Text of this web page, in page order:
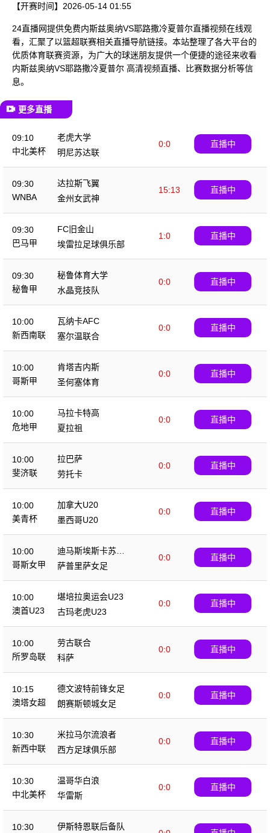
【开赛时间】 2026-05-14 01:55
24直播网提供免费内斯兹奥纳VS耶路撒冷夏普尔直播视频在线观
看，汇聚了以篮超联赛相关直播导航链接。本站整理了各大平台的
优质体育联赛资源，为广大的球迷朋友提供一个便捷的途径来收看
内斯兹奥纳VS耶路撒冷夏普尔 高清视频直播、比赛数据分析等信
息。
更多直播
09:10
中北美杯
老虎大学
0:0
明尼苏达联
直播中
09:30
WNBA
达拉斯飞翼
15:13
金州女武神
直播中
09:30
巴马甲
FC旧金山
1:0
埃雷拉足球俱乐部
直播中
09:30
秘鲁甲
秘鲁体育大学
0:0
水晶竞技队
直播中
10:00
新西南联
瓦纳卡AFC
0:0
塞尔温联合
直播中
10:00
哥斯甲
肯塔吉内斯
0:0
圣何塞体育
直播中
10:00
危地甲
马拉卡特高
0:0
夏拉祖
直播中
10:00
斐济联
拉巴萨
0:0
劳托卡
直播中
10:00
美青杯
加拿大U20
0:0
墨西哥U20
直播中
10:00
哥斯女甲
迪马斯埃斯卡苏女
足
0:0
萨普里萨女足
直播中
10:00
澳首U23
堪培拉奥运会U23
0:0
古玛老虎U23
直播中
10:00
所罗岛联
劳古联合
0:0
科萨
直播中
10:15
澳塔女超
德文波特前锋女足
0:0
朗赛斯顿城女足
直播中
10:30
新西中联
米拉马尔流浪者
0:0
西方足球俱乐部
直播中
10:30
中北美杯
温哥华白浪
0:0
华雷斯
直播中
10:30
伊斯特恩联后备队